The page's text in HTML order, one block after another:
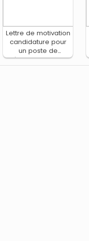
Lettre de motivation
candidature pour
un poste de
développeur Web